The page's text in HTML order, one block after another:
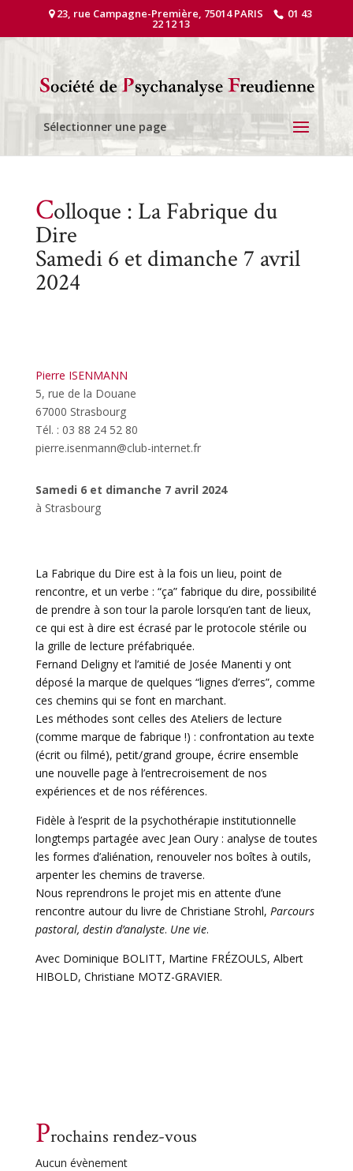
23, rue Campagne-Première, 75014 PARIS 01 43
22 12 13
Sélectionner une page
Colloque : La Fabrique du
Dire
Samedi 6 et dimanche 7 avril
2024
Pierre ISENMANN
5, rue de la Douane
67000 Strasbourg
Tél. : 03 88 24 52 80
pierre.isenmann@club-internet.fr
Samedi 6 et dimanche 7 avril 2024
à Strasbourg
La Fabrique du Dire est à la fois un lieu, point de
rencontre, et un verbe : “ça” fabrique du dire, possibilité
de prendre à son tour la parole lorsqu’en tant de lieux,
ce qui est à dire est écrasé par le protocole stérile ou
la grille de lecture préfabriquée.
Fernand Deligny et l’amitié de Josée Manenti y ont
déposé la marque de quelques “lignes d’erres”, comme
ces chemins qui se font en marchant.
Les méthodes sont celles des Ateliers de lecture
(comme marque de fabrique !) : confrontation au texte
(écrit ou filmé), petit/grand groupe, écrire ensemble
une nouvelle page à l’entrecroisement de nos
expériences et de nos références.
Fidèle à l’esprit de la psychothérapie institutionnelle
longtemps partagée avec Jean Oury : analyse de toutes
les formes d’aliénation, renouveler nos boîtes à outils,
arpenter les chemins de traverse.
Nous reprendrons le projet mis en attente d’une
rencontre autour du livre de Christiane Strohl, Parcours
pastoral, destin d’analyste. Une vie.
Avec Dominique BOLITT, Martine FRÉZOULS, Albert
HIBOLD, Christiane MOTZ-GRAVIER.
Prochains rendez-vous
Aucun évènement